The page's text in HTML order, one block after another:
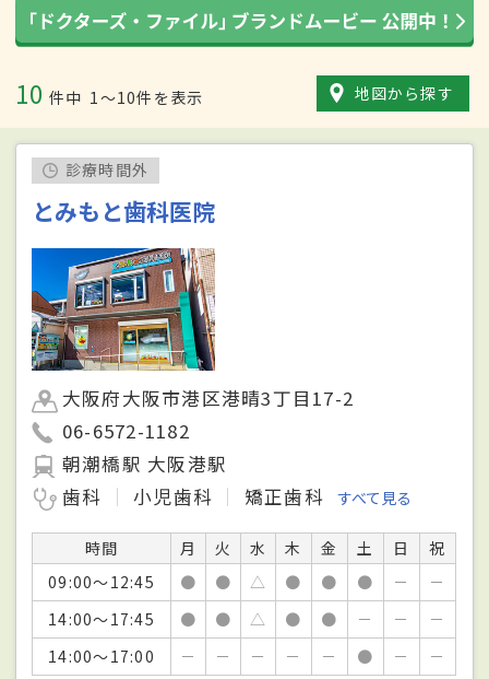
10 件中 1〜10件を表示 地図から探す
診療時間外
とみもと歯科医院
大阪府大阪市港区港晴3丁目17-2
06-6572-1182
朝潮橋駅 大阪港駅
歯科
小児歯科 矯正歯科 すべて見る
時間 月 火 水 木 金 土 日
祝
09:00～12:45
● ● △ ● ● ● －
－
14:00～17:45
● ● △ ● ● － －
－
14:00～17:00
－ － － － － ● －
－